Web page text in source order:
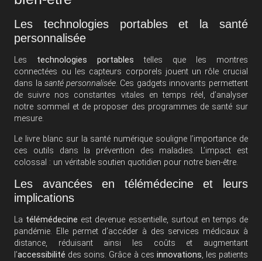
Les technologies portables et la santé
personnalisée
Les technologies portables telles que les montres
connectées ou les capteurs corporels jouent un rôle crucial
dans lasanté personnalisée. Ces gadgets innovants permettent
de suivre nos constantes vitales en temps réel, d’analyser
notre sommeil et de proposer des programmes de santé sur
mesure.
Le livre blanc sur la santé numérique souligne l’importance de
ces outils dans la prévention des maladies. L’impact est
colossal : un véritable soutien quotidien pour notre bien-être.
Les avancées en télémédecine et leurs
implications
La télémédecine est devenue essentielle, surtout en temps de
pandémie. Elle permet d’accéder à des services médicaux à
distance, réduisant ainsi les coûts et augmentant
l’accessibilité des soins. Grâce à ces innovations, les patients